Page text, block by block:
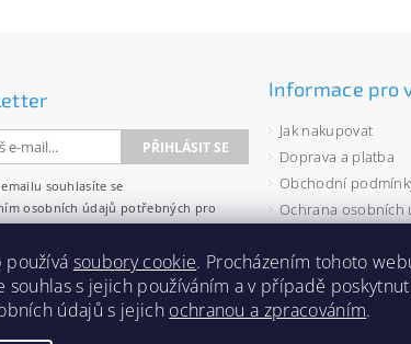
souhlasíte se
osobních údajů potřebných pro
Informace pro
Jak nakupovat
Doprava a platba
Obchodní
Ochrana osobních
Zásady používání
používá soubory cookie. Procházením tohoto
souhlas s jejich používáním a v případě
údajů s jejich ochranou a zpracováním.